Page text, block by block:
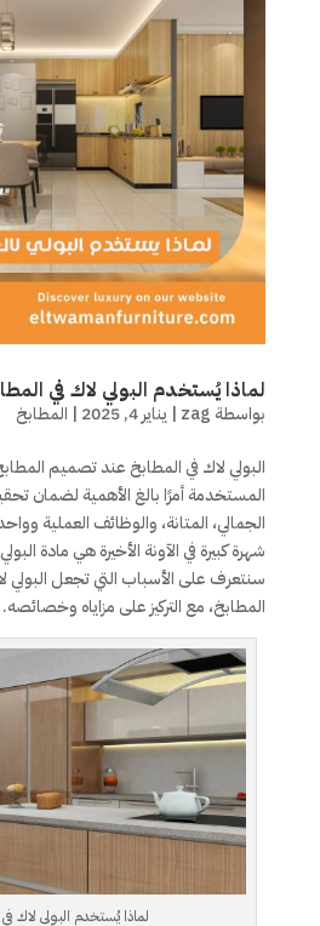
لماذا يُستخدم البولي لاك في
بواسطة zag
| يناير 4, 2025 | المطابخ
البولي لاك في المطابخ عند تصميم
المستخدمة أمرًا بالغ الأهمية لضمان
الجمالي، المتانة، والوظائف العملية
شهرة كبيرة في الآونة الأخيرة هي مادة
سنتعرف على الأسباب التي تجعل البولي
المطابخ، مع التركيز على مزاياه وخصائصه.
لماذا يُستخدم البولي لاك